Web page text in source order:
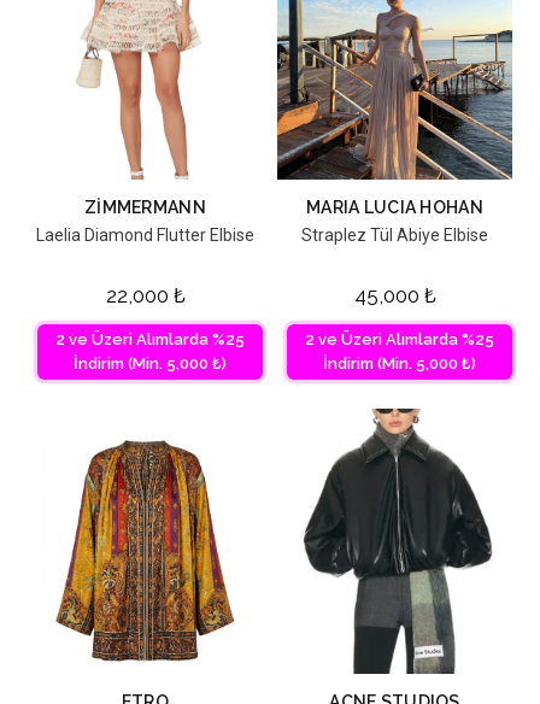
ZIMMERMANN
Laelia Diamond Flutter Elbise
22,000 ₺
2 ve Üzeri Alımlarda %25
İndirim (Min. 5,000 ₺)
MARIA LUCIA HOHAN
Straplez Tül Abiye Elbise
45,000 ₺
2 ve Üzeri Alımlarda %25
İndirim (Min. 5,000 ₺)